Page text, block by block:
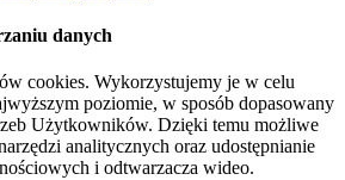
danych
cookies. Wykorzystujemy je w celu
poziomie, w sposób dopasowany
Użytkowników. Dzięki temu możliwe
analitycznych oraz udostępnianie
i odtwarzacza wideo.